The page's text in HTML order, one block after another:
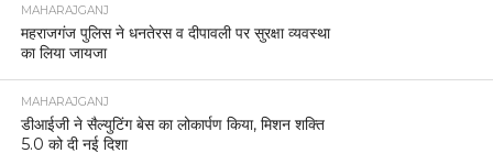
MAHARAJGANJ
महराजगंज पुलिस ने धनतेरस व दीपावली पर सुरक्षा व्यवस्था
का लिया जायजा
MAHARAJGANJ
डीआईजी ने सैल्युटिंग बेस का लोकार्पण किया, मिशन शक्ति
5.0 को दी नई दिशा